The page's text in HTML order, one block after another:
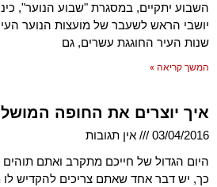
השבוע יתקיים, במסגרת "שבוע הנוער",
יושבי הראש לשעבר של מועצות הנוער
שנות העיר החוגגת עשרים, גם
המשך קריאה »
איך יוצרים את החופה
03/04/2016
אין תגובות
היום הגדול של חייכם מתקרב ואתם
כך, יש דבר אחד שאתם צריכים להקדיש